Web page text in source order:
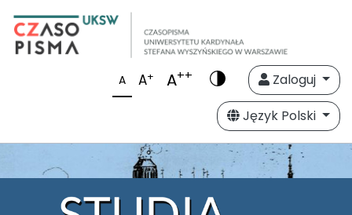
A A+ A++
Zaloguj
Język Polski